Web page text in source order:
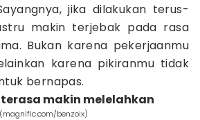
jika dilakukan terus-
makin terjebak pada rasa
Bukan karena pekerjaanmu
karena pikiranmu tidak
bernapas.
terasa makin melelahkan
benzoix)